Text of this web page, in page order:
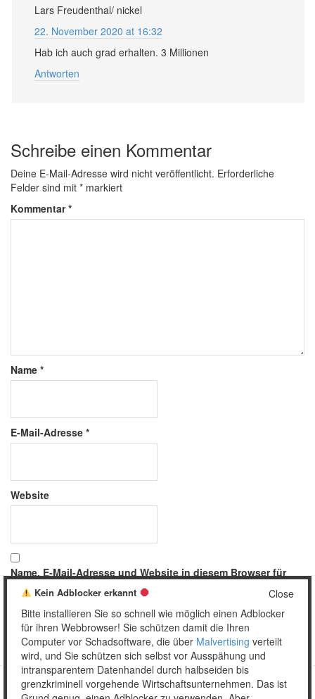
Lars Freudenthal/ nickel
22. November 2020 at 16:32
Hab ich auch grad erhalten. 3 Millionen
Antworten
Schreibe einen Kommentar
Deine E-Mail-Adresse wird nicht veröffentlicht. Erforderliche
Felder sind mit * markiert
Kommentar*
Name *
E-Mail-Adresse *
Website
Name, E-Mail-Adresse und Website in diesem Browser für
meinen nächsten Kommentar speichern.
Close
Kein Adblocker erkannt
Bitte installieren Sie so schnell wie möglich einen Adblocker
für ihren Webbrowser! Sie schützen damit die Ihren
Computer vor Schadsoftware, die über Malvertising verteilt
wird, und Sie schützen sich selbst vor Ausspähung und
intransparentem Datenhandel durch halbseiden bis
grenzkriminell vorgehende Wirtschaftsunternehmen. Das ist